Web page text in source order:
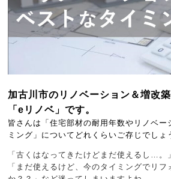
加古川市のリノベーション＆増改
「eリノベ」です。
皆さんは「住宅部材の耐用年数やリノベー
ミング」についてどれくらいご存じでしょ
「古くはなってきたけどまだ使えるし…。」
「まだ使えるけど、今のタイミングでリ